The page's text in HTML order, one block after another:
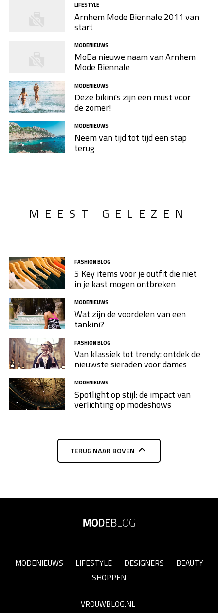
LIFESTYLE
Arnhem Mode Biënnale 2011 van
start
MODENIEUWS
MoBa nieuwe naam van Arnhem
Mode Biënnale
MODENIEUWS
Deze bikini's zijn een must voor
de zomer!
MODENIEUWS
Neem van tijd tot tijd een stap
terug
MEEST GELEZEN
FASHION BLOG
5 Key items voor je outfit die niet
in je kast mogen ontbreken
MODENIEUWS
Wat zijn de voordelen van een
tankini?
FASHION BLOG
Van klassiek tot trendy: ontdek de
nieuwste sieraden voor dames
MODENIEUWS
Spotlight op stijl: de impact van
verlichting op modeshows
TERUG NAAR BOVEN
MODENIEUWS LIFESTYLE DESIGNERS
BEAUTY
SHOPPEN
VROUWBLOG.NL